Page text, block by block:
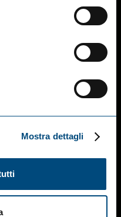
Mostra dettagli